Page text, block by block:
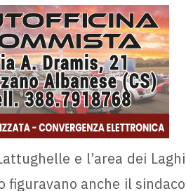
e l’area dei Laghi
figuravano anche il sindaco